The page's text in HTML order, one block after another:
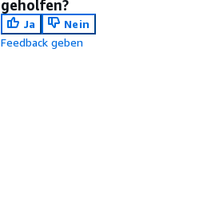
geholfen?
Ja
Nein
Feedback geben